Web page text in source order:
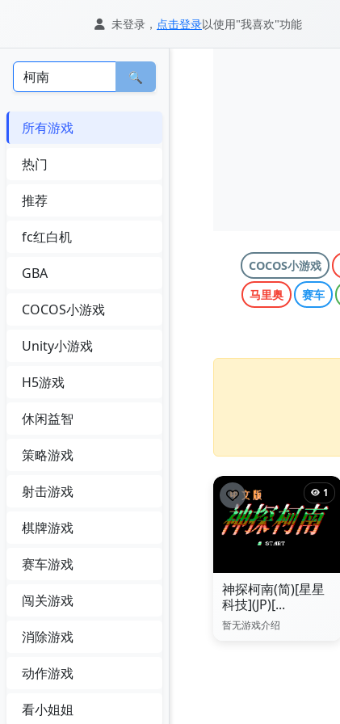
未登录， 点击登录以使用"我喜欢"功能
🔍
所有游戏
热门
推荐
fc红白机
GBA
COCOS小游戏
Unity小游戏
H5游戏
休闲益智
策略游戏
射击游戏
棋牌游戏
赛车游戏
闯关游戏
消除游戏
动作游戏
看小姐姐
COCOS小游戏
马里奥
赛车
1
神探柯南(简)[星星
科技](JP)[...
暂无游戏介绍